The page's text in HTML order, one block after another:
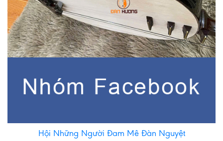
Hội Những Người Đam Mê Đàn Nguyệt